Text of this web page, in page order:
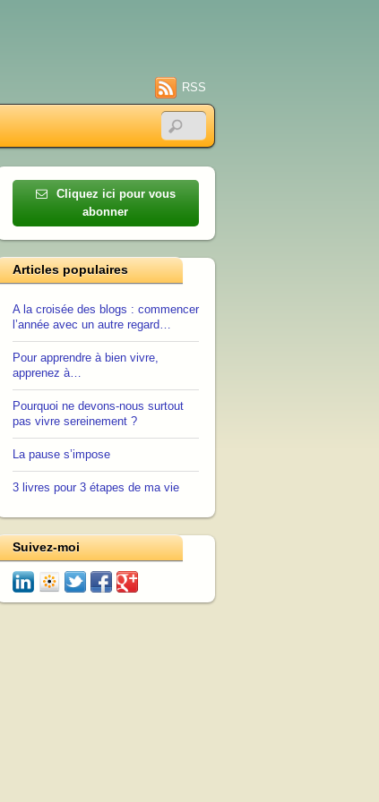
RSS
Cliquez ici pour vous
abonner
Articles populaires
A la croisée des blogs : commencer
l’année avec un autre regard…
Pour apprendre à bien vivre,
apprenez à…
Pourquoi ne devons-nous surtout
pas vivre sereinement ?
La pause s’impose
3 livres pour 3 étapes de ma vie
Suivez-moi